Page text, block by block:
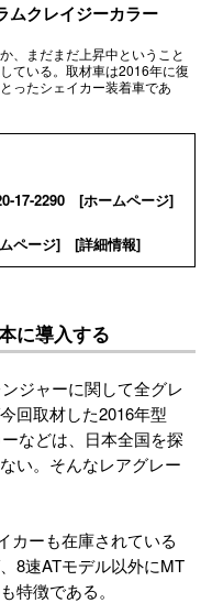
ムクレイジーカラー
、まだまだ上昇中ということ
ている。取材車は2016年に復
ったシェイカー装着車であ
17-2290 [ホームページ]
ページ] [詳細情報]
に導入する
ジャーに関して全グレ
回取材した2016年型
などは、日本全国を探
い。そんなレアグレー
カーも在庫されている
8速ATモデル以外にMT
特徴である。